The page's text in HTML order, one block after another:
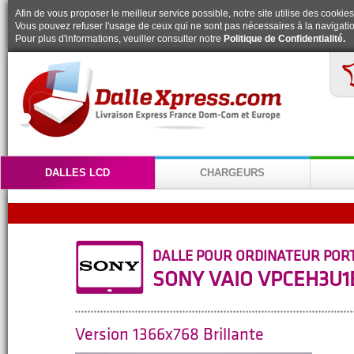
Afin de vous proposer le meilleur service possible, notre site utilise des
Vous pouvez refuser l'usage de ceux qui ne sont pas nécessaires à la
Pour plus d'informations, veuiller consulter notre Politique de Confidentialité.
DALLES LCD CHARGEURS
DALLE POUR ORDINATEUR
SONY VAIO
Version 1366x768 Brillante